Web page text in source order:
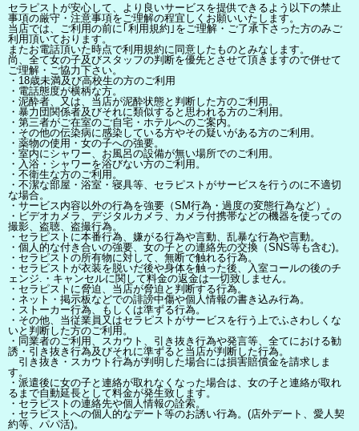
セラピストが安心して、より良いサービスを提供できるよう以下の禁止
事項の厳守・注意事項をご理解の程宜しくお願いいたします。
当店では、ご利用の前に｢利用規約｣をご理解・ご了承下さった方のみご
利用頂いております。
またお電話頂いた時点で利用規約に同意したものとみなします。
尚、全て女の子及びスタッフの判断を優先とさせて頂きますので併せて
ご理解・ご協力下さい。
・18歳未満及び高校生の方のご利用
・電話態度が横柄な方。
・泥酔者、又は、当店が泥酔状態と判断した方のご利用。
・暴力団関係者及びそれに類似すると思われる方のご利用。
・第三者がご在室のご自宅・ホテルへのご案内。
・その他の伝染病に感染している方やその疑いがある方のご利用。
・薬物の使用・女の子への強要。
・室内にシャワー、お風呂の設備が無い場所でのご利用。
・入浴・シャワーを浴びない方のご利用。
・不衛生な方のご利用。
・不潔な部屋・浴室・寝具等、セラピストがサービスを行うのに不適切
な場合。
・サービス内容以外の行為を強要（SM行為・過度の変態行為など）。
・ビデオカメラ、デジタルカメラ、カメラ付携帯などの機器を使っての
撮影、盗聴、盗撮行為。
・セラピストに本番行為、嫌がる行為や言動、乱暴な行為や言動。
・個人的な付き合いの強要、女の子との連絡先の交換（SNS等も含む)。
・セラピストの所有物に対して、無断で触れる行為。
・セラピストが衣装を脱いだ後や身体を触った後、入室コールの後のチ
ェンジ.・キャンセルに関して料金の返金は一切致しません。
・セラピストに脅迫、当店が脅迫と判断する行為。
・ネット・掲示板などでの誹謗中傷や個人情報の書き込み行為。
・ストーカー行為、もしくは準ずる行為。
・その他、当従業員又はセラピストがサービスを行う上でふさわしくな
いと判断した方のご利用。
・同業者のご利用、スカウト、引き抜き行為や発言等、全てにおける勧
誘・引き抜き行為及びそれに準ずると当店が判断した行為。
引き抜き・スカウト行為が判明した場合には損害賠償金を請求しま
す。
・派遣後に女の子と連絡が取れなくなった場合は、女の子と連絡が取れ
るまで自動延長として料金が発生致します。
・セラピストの連絡先や個人情報の詮索。
・セラピストへの個人的なデート等のお誘い行為。(店外デート、愛人契
約等、パパ活)。